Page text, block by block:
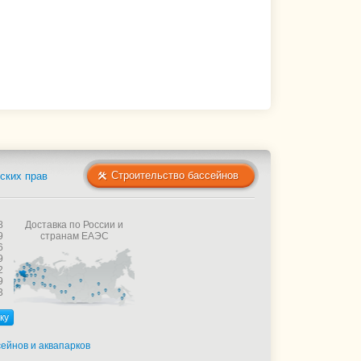
Строительство бассейнов
прав
Доставка по России и
странам ЕАЭС
и аквапарков